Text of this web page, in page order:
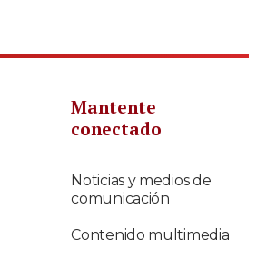
Mantente
conectado
Noticias y medios de
comunicación
Contenido multimedia